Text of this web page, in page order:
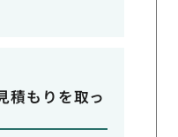
積もりを取っ